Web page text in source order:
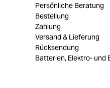
Persönliche Beratung
Bestellung
Zahlung
Versand & Lieferung
Rücksendung
Batterien, Elektro- und